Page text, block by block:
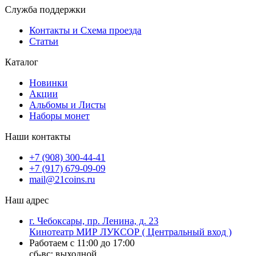
Служба поддержки
Контакты и Схема проезда
Статьи
Каталог
Новинки
Акции
Альбомы и Листы
Наборы монет
Наши контакты
+7 (908) 300-44-41
+7 (917) 679-09-09
mail@21coins.ru
Наш адрес
г. Чебоксары, пр. Ленина, д. 23
Кинотеатр МИР ЛУКСОР ( Центральный вход )
Работаем с 11:00 до 17:00